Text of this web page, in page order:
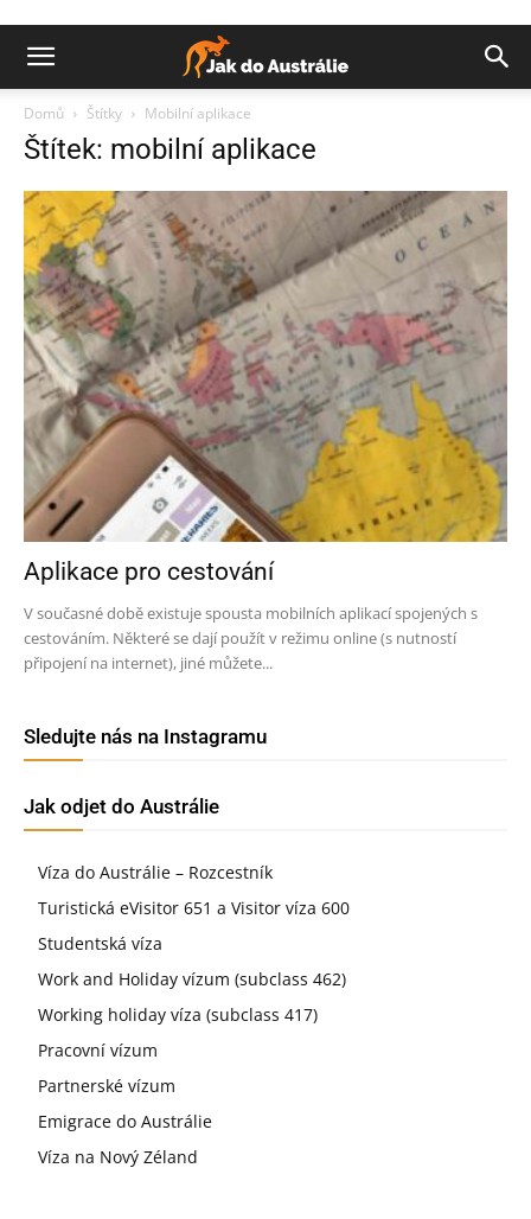
Domů Štítky Mobilní aplikace
Štítek: mobilní aplikace
Aplikace pro cestování
V současné době existuje spousta mobilních aplikací spojených s
cestováním. Některé se dají použít v režimu online (s nutností
připojení na internet), jiné můžete...
Sledujte nás na Instagramu
Jak odjet do Austrálie
Víza do Austrálie – Rozcestník
Turistická eVisitor 651 a Visitor víza 600
Studentská víza
Work and Holiday vízum (subclass 462)
Working holiday víza (subclass 417)
Pracovní vízum
Partnerské vízum
Emigrace do Austrálie
Víza na Nový Zéland